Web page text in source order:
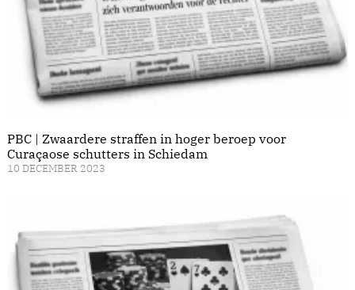
PBC | Zwaardere straffen in hoger beroep voor
Curaçaose schutters in Schiedam
10 DECEMBER 2023